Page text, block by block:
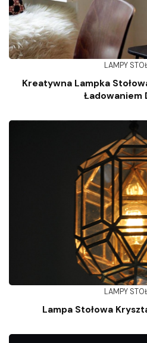
LAMPY
Kreatywna Lampka
Ładowaniem
LAMPY
Lampa Stołowa